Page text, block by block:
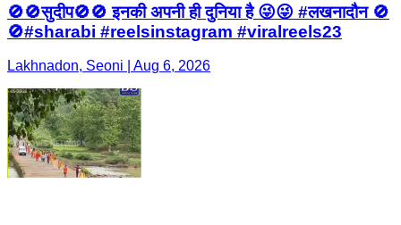
🚫🚫सुदीप🚫🚫 इनकी अपनी ही दुनिया है 😜😜 #लखनादौन 🚫
🚫#sharabi #reelsinstagram #viralreels23
Lakhnadon, Seoni | Aug 6, 2026